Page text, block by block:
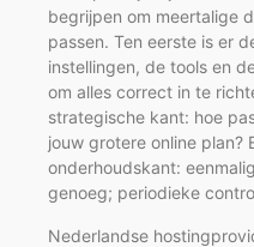
begrijpen om meertalige
passen. Ten eerste is er
instellingen, de tools en
om alles correct in te
strategische kant: hoe
jouw grotere online plan?
onderhoudskant:
genoeg; periodieke
Nederlandse